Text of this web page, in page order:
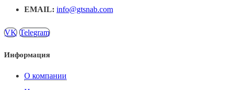
EMAIL: info@gtsnab.com
VK Telegram
Информация
О компании